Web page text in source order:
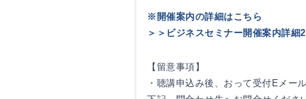
※開催案内の詳細はこちら
＞＞ビジネスセミナー開催案内詳細
【留意事項】
・聴講申込み後、おって受付Eメー